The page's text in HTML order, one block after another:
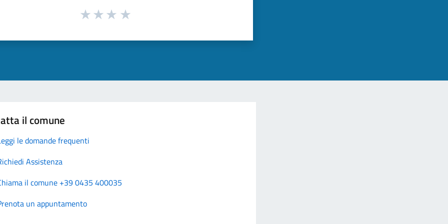
il comune
le domande frequenti
Assistenza
il comune +39 0435 400035
un appuntamento